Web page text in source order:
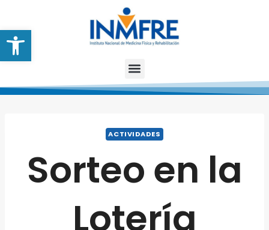
Abrir barra de herramientas
ACTIVIDADES
Sorteo en la
Lotería